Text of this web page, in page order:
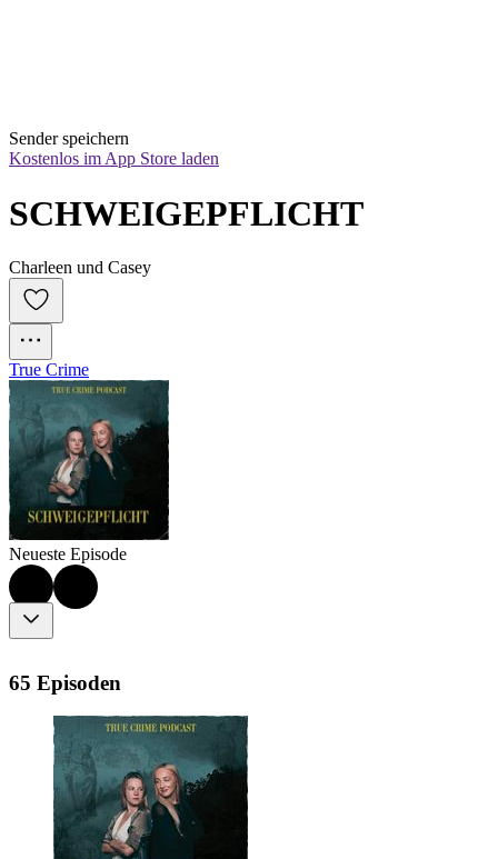
Sender speichern
Kostenlos im App Store laden
SCHWEIGEPFLICHT
Charleen und Casey
True Crime
Neueste Episode
65 Episoden